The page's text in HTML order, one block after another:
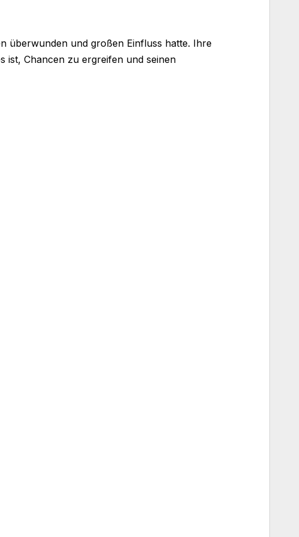
überwunden und großen Einfluss hatte. Ihre
ist, Chancen zu ergreifen und seinen